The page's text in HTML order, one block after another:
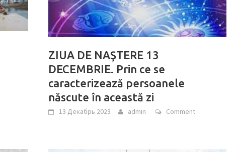
ZIUA DE NAŞTERE 13
DECEMBRIE. Prin ce se
caracterizează persoanele
născute în această zi
13 Декабрь 2023 admin Comment